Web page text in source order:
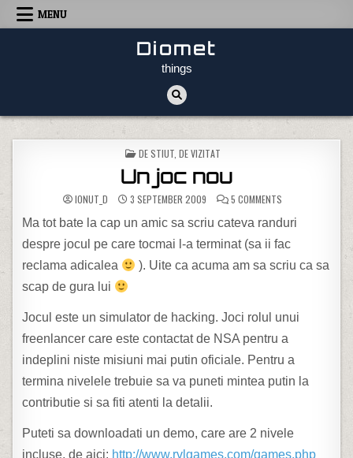
Skip to content
MENU
Diomet
things
POSTED IN
DE STIUT, DE VIZITAT
Un joc nou
IONUT_D 3 SEPTEMBER 2009 5 COMMENTS
Ma tot bate la cap un amic sa scriu cateva randuri
despre jocul pe care tocmai l-a terminat (sa ii fac
reclama adicalea
). Uite ca acuma am sa scriu ca sa
scap de gura lui
Jocul este un simulator de hacking. Joci rolul unui
freenlancer care este contactat de NSA pentru a
indeplini niste misiuni mai putin oficiale. Pentru a
termina nivelele trebuie sa va puneti mintea putin la
contributie si sa fiti atenti la detalii.
Puteti sa downloadati un demo, care are 2 nivele
incluse, de aici: http://www.rvlgames.com/games.php